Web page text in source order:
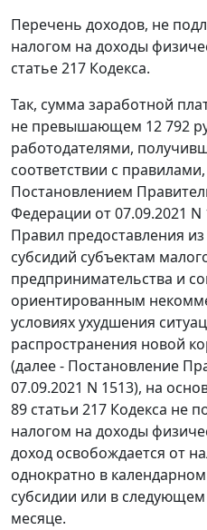
Перечень доходов, не
налогом на доходы
статье 217 Кодекса.
Так, сумма заработной
не превышающем 12 792
работодателями,
соответствии с
Постановлением
Федерации от 07.09.2021
Правил предоставления
субсидий субъектам
предпринимательства и
ориентированным
условиях ухудшения
распространения новой
(далее - Постановление
07.09.2021 N 1513), на
89 статьи 217 Кодекса не
налогом на доходы
доход освобождается от
однократно в
субсидии или в
месяце.